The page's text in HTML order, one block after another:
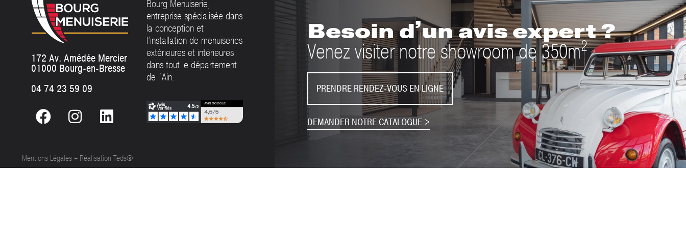
172 Av. Amédée Mercier
01000 Bourg-en-Bresse
04 74 23 59 09
Bourg Menuiserie,
entreprise spécialisée dans
la conception et
l’installation de menuiseries
extérieures et intérieures
dans tout le département
de l’Ain.
Mentions Légales– Réalisation Teds®
Besoin d’un avis expert ?
Venez visiter notre showroom de 350m2
PRENDRE RENDEZ-VOUS EN LIGNE
DEMANDER NOTRE CATALOGUE >